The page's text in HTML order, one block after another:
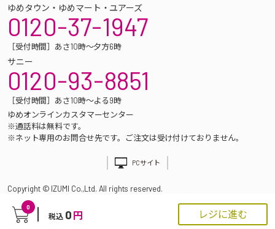
0
税込 0 円 レジに進む
ゆめタウン・ゆめマート・ユアーズ
0120-37-1947
［受付時間］あさ10時～夕方6時
サニー
0120-93-8851
［受付時間］あさ10時～よる9時
ゆめオンラインカスタマーセンター
※通話料は無料です。
※ネット専用のお問合せ先です。ご注文は受け付けておりません。
PCサイト
Copyright © IZUMI Co.,Ltd. All rights reserved.